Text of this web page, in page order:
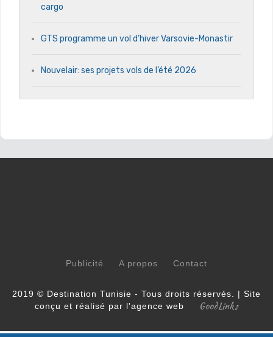
cargo
GTS programme un vol d’hiver Varsovie-Monastir
Nouvelair: ses projets vols de l’été 2026
Publicité A propos Contact
2019 © Destination Tunisie - Tous droits réservés. | Site
conçu et réalisé par l'agence web
GoodLinks